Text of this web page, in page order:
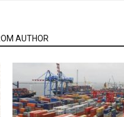
AUTHOR